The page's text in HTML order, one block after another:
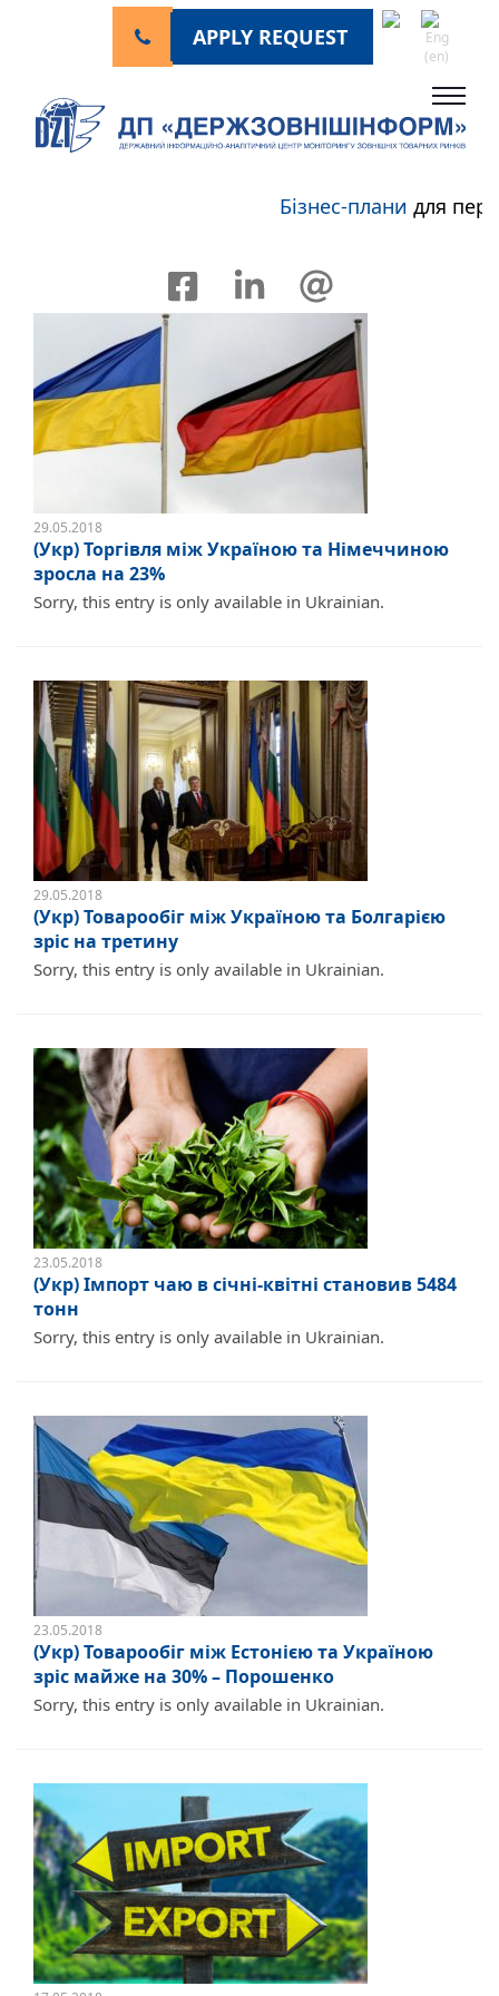
APPLY REQUEST
Бізнес-планидля
29.05.2018
(Укр) Торгівля між Україною та Німеччиною
зросла на 23%
Sorry, this entry is only available in Ukrainian.
29.05.2018
(Укр) Товарообіг між Україною та Болгарією
зріс на третину
Sorry, this entry is only available in Ukrainian.
23.05.2018
(Укр) Імпорт чаю в січні-квітні становив 5484
тонн
Sorry, this entry is only available in Ukrainian.
23.05.2018
(Укр) Товарообіг між Естонією та Україною
зріс майже на 30% – Порошенко
Sorry, this entry is only available in Ukrainian.